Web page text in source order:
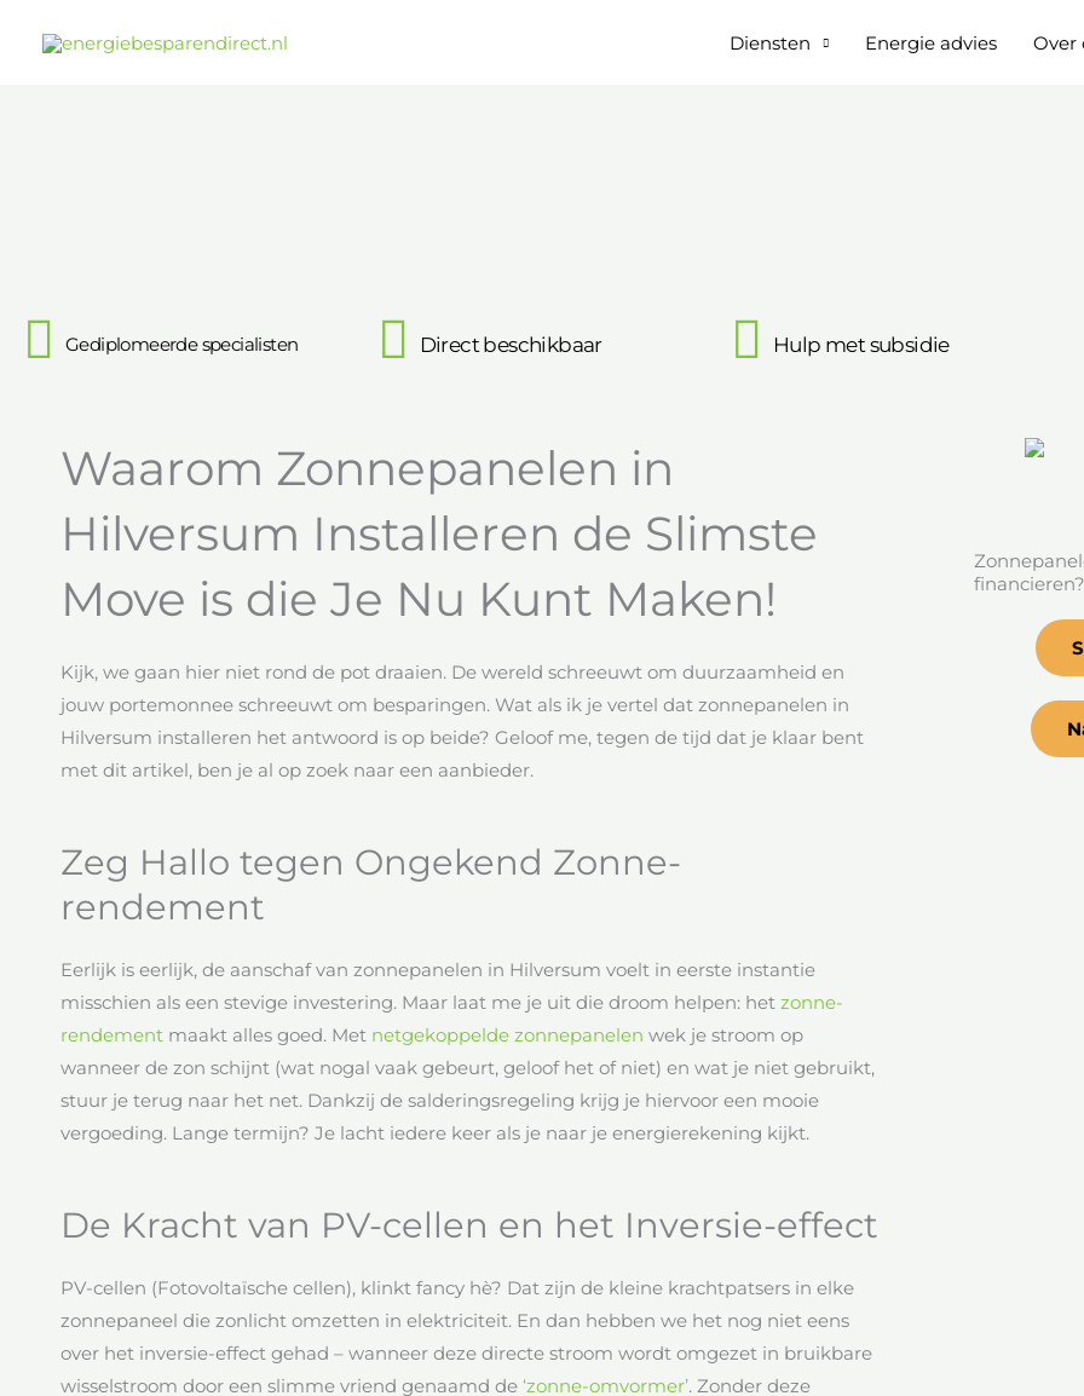
Diensten Energie advies Over
Gediplomeerde specialisten Direct beschikbaar Hulp met subsidie
Waarom Zonnepanelen in
Hilversum Installeren de Slimste
Move is die Je Nu Kunt Maken!
Kijk, we gaan hier niet rond de pot draaien. De wereld schreeuwt om duurzaamheid en
jouw portemonnee schreeuwt om besparingen. Wat als ik je vertel dat zonnepanelen in
Hilversum installeren het antwoord is op beide? Geloof me, tegen de tijd dat je klaar bent
met dit artikel, ben je al op zoek naar een aanbieder.
Zeg Hallo tegen Ongekend Zonne-
rendement
Eerlijk is eerlijk, de aanschaf van zonnepanelen in Hilversum voelt in eerste instantie
misschien als een stevige investering. Maar laat me je uit die droom helpen: het zonne-
rendement maakt alles goed. Met netgekoppelde zonnepanelen wek je stroom op
wanneer de zon schijnt (wat nogal vaak gebeurt, geloof het of niet) en wat je niet gebruikt,
stuur je terug naar het net. Dankzij de salderingsregeling krijg je hiervoor een mooie
vergoeding. Lange termijn? Je lacht iedere keer als je naar je energierekening kijkt.
De Kracht van PV-cellen en het Inversie-effect
PV-cellen (Fotovoltaïsche cellen), klinkt fancy hè? Dat zijn de kleine krachtpatsers in elke
zonnepaneel die zonlicht omzetten in elektriciteit. En dan hebben we het nog niet eens
over het inversie-effect gehad – wanneer deze directe stroom wordt omgezet in bruikbare
wisselstroom door een slimme vriend genaamd de ‘zonne-omvormer’. Zonder deze
financieren?